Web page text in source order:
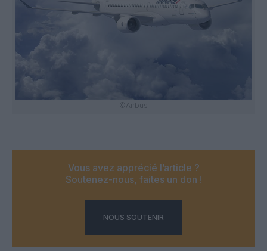
©Airbus
Vous avez apprécié l’article ?
Soutenez-nous, faites un don !
NOUS SOUTENIR